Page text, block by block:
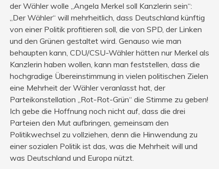
der Wähler wolle „Angela Merkel soll Kanzlerin sein“:
„Der Wähler“ will mehrheitlich, dass Deutschland künftig
von einer Politik profitieren soll, die von SPD, der Linken
und den Grünen gestaltet wird. Genauso wie man
behaupten kann, CDU/CSU-Wähler hätten nur Merkel als
Kanzlerin haben wollen, kann man feststellen, dass die
hochgradige Übereinstimmung in vielen politischen Zielen
eine Mehrheit der Wähler veranlasst hat, der
Parteikonstellation „Rot-Rot-Grün“ die Stimme zu geben!
Ich gebe die Hoffnung noch nicht auf, dass die drei
Parteien den Mut aufbringen, gemeinsam den
Politikwechsel zu vollziehen, denn die Hinwendung zu
einer sozialen Politik ist das, was die Mehrheit will und
was Deutschland und Europa nützt.